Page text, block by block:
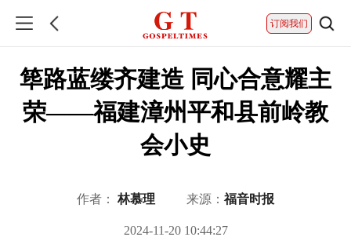
订阅我们
筚路蓝缕齐建造 同心合意耀主
荣——福建漳州平和县前岭教
会小史
作者：林慕理 来源： 福音时报
2024-11-20 10:44:27